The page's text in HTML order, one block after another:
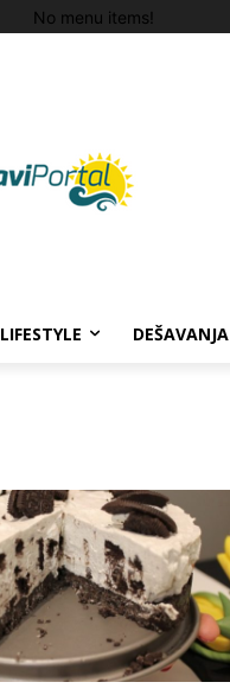
No menu items!
LIFESTYLE DEŠAVANJA